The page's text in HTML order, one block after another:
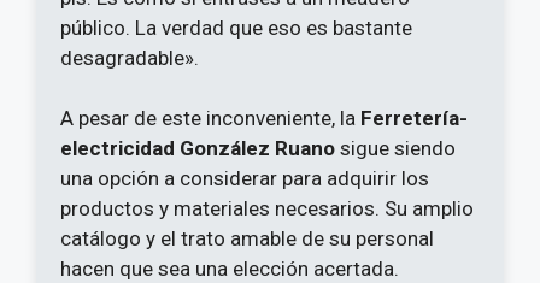
público. La verdad que eso es bastante
desagradable».
A pesar de este inconveniente, la Ferretería-
electricidad González Ruano sigue siendo
una opción a considerar para adquirir los
productos y materiales necesarios. Su amplio
catálogo y el trato amable de su personal
hacen que sea una elección acertada.